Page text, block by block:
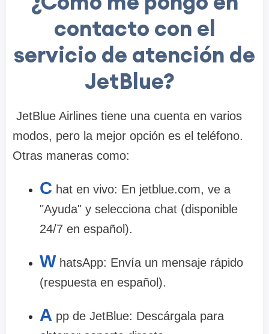
contacto con el
servicio de atención de
JetBlue?
JetBlue Airlines tiene una cuenta en varios
modos, pero la mejor opción es el teléfono.
Otras maneras como:
C hat en vivo: En jetblue.com, ve a
"Ayuda" y selecciona chat (disponible
24/7 en español).
W hatsApp: Envía un mensaje rápido
(respuesta en español).
A pp de JetBlue: Descárgala para